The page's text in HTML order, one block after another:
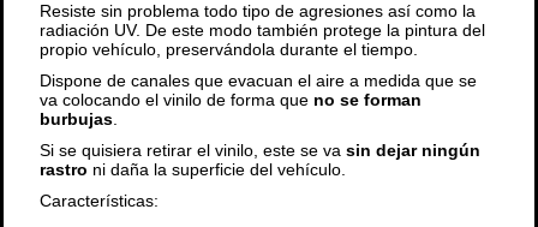
Resiste sin problema todo tipo de agresiones así como la
radiación UV. De este modo también protege la pintura del
propio vehículo, preservándola durante el tiempo.
Dispone de canales que evacuan el aire a medida que se
va colocando el vinilo de forma que no se forman
burbujas
Si se quisiera retirar el vinilo, este se va sin dejar ningún
rastro ni daña la superficie del vehículo.
Características: